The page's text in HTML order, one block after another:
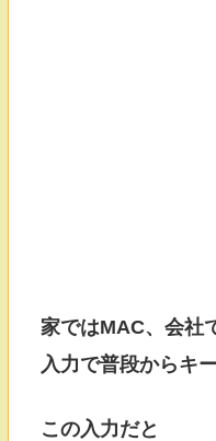
家ではMAC、会社
入力で普段からキ
この入力だと